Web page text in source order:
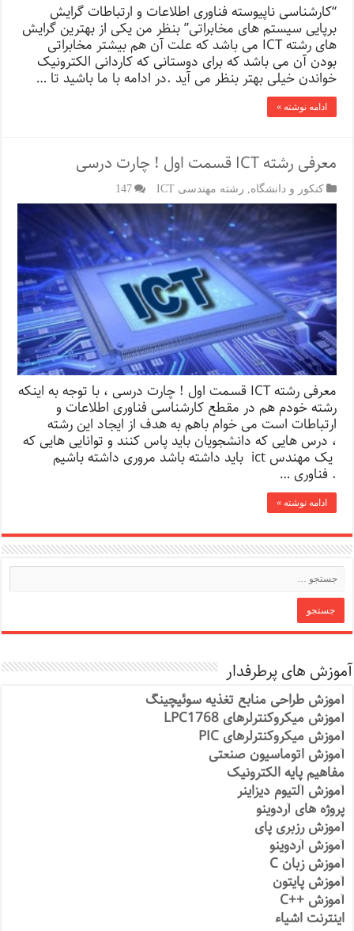
“کارشناسی ناپیوسته فناوری اطلاعات و ارتباطات گرایش
برپایی سیستم های مخابراتی” بنظر من یکی از بهترین گرایش
های رشته ICT می باشد که علت آن هم بیشتر مخابراتی
بودن آن می باشد که برای دوستانی که کاردانی الکترونیک
خواندن خیلی بهتر بنظر می آید .در ادامه با ما باشید تا …
ادامه نوشته »
معرفی رشته ICT قسمت اول ! چارت درسی
کنکور و دانشگاه, رشته مهندسی ICT 147
معرفی رشته ICT قسمت اول ! چارت درسی ، با توجه به اینکه
رشته خودم هم در مقطع کارشناسی فناوری اطلاعات و
ارتباطات است می خوام باهم به هدف از ایجاد این رشته
، درس هایی که دانشجویان باید پاس کنند و توانایی هایی که
یک مهندس ict باید داشته باشد مروری داشته باشیم
. فناوری …
ادامه نوشته »
آموزش های پرطرفدار
آموزش طراحی منابع تغذیه سوئیچینگ
آموزش میکروکنترلرهای LPC1768
آموزش میکروکنترلرهای PIC
آموزش اتوماسیون صنعتی
مفاهیم پایه الکترونیک
آموزش آلتیوم دیزاینر
پروژه های آردوینو
آموزش رزبری پای
آموزش آردوینو
آموزش زبان C
آموزش پایتون
آموزش ++C
اینترنت اشیاء